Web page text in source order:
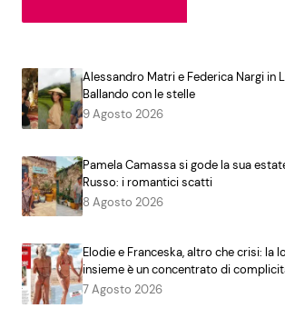
Alessandro Matri e Federica Nargi in
Ballando con le stelle
9 Agosto 2026
Pamela Camassa si gode la sua
Russo: i romantici scatti
8 Agosto 2026
Elodie e Franceska, altro che crisi: la
insieme è un concentrato di
7 Agosto 2026